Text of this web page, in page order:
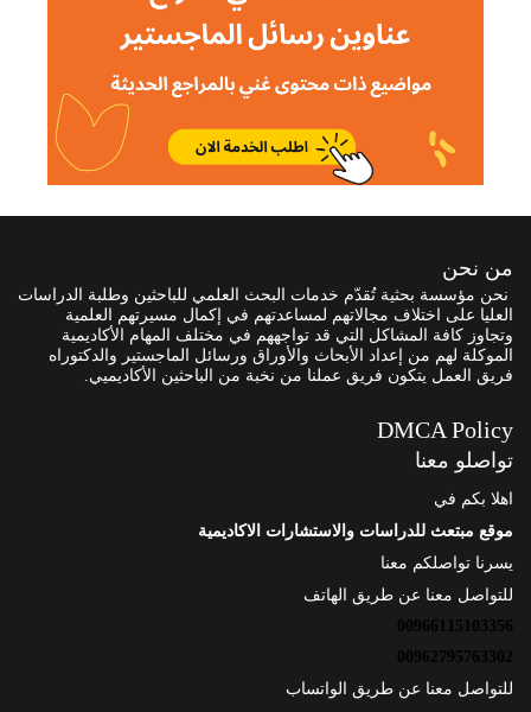
من نحن
نحن مؤسسة بحثية تُقدّم خدمات البحث العلمي للباحثين وطلبة الدراسات
العليا على اختلاف مجالاتهم لمساعدتهم في إكمال مسيرتهم العلمية
وتجاوز كافة المشاكل التي قد تواجههم في مختلف المهام الأكاديمية
الموكلة لهم من إعداد الأبحاث والأوراق ورسائل الماجستير والدكتوراه
فريق العمل يتكون فريق عملنا من نخبة من الباحثين الأكاديميي.
DMCA Policy
تواصلو معنا
اهلا بكم في
موقع مبتعث للدراسات والاستشارات الاكاديمية
يسرنا تواصلكم معنا
للتواصل معنا عن طريق الهاتف
00966115103356
00962795763302
للتواصل معنا عن طريق الواتساب